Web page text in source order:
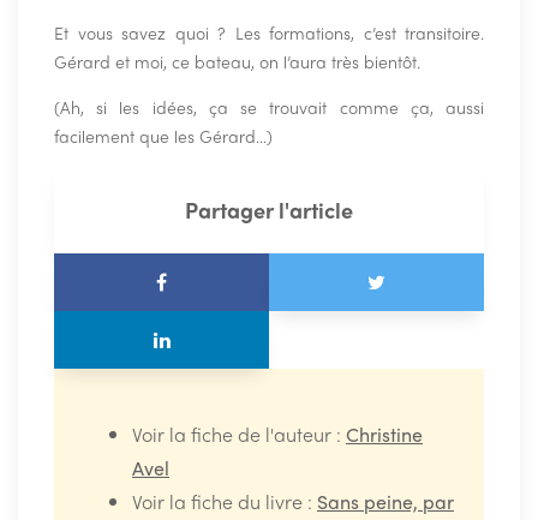
Et vous savez quoi ? Les formations, c’est transitoire.
Gérard et moi, ce bateau, on l’aura très bientôt.
(Ah, si les idées, ça se trouvait comme ça, aussi
facilement que les Gérard…)
Partager l'article
Voir la fiche de l'auteur : Christine
Avel
Voir la fiche du livre : Sans peine, par